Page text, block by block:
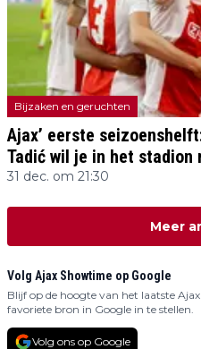
Bijzaken en geruchten
Ajax’ eerste
Tadić wil je in het stadion
31 dec. om 21:30
Meer
Volg Ajax Showtime op Google
Blijf op de hoogte van het laatste
favoriete bron in Google in te stellen.
Volg ons op Google